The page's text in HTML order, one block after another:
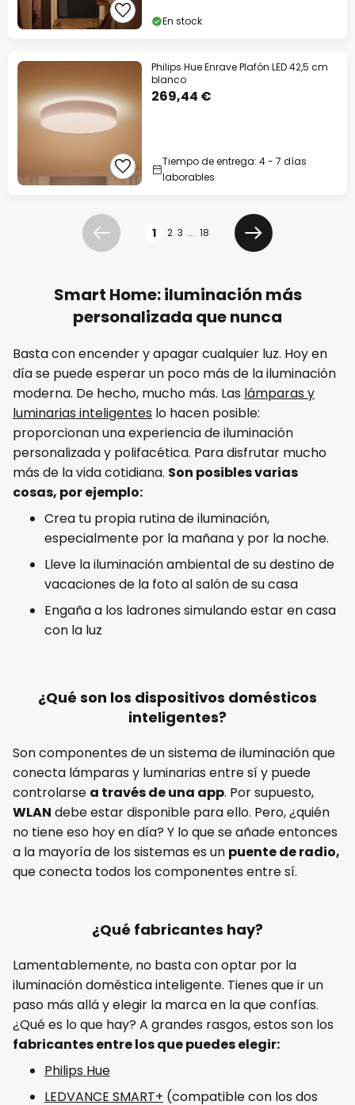
En stock
Philips Hue Enrave Plafón LED 42,5 cm
blanco
269,44 €
Tiempo de entrega: 4 - 7 días
laborables
Anterior 1 2 3 ... 18
Siguiente
Smart Home: iluminación más
personalizada que nunca
Basta con encender y apagar cualquier luz. Hoy en
día se puede esperar un poco más de la iluminación
moderna. De hecho, mucho más. Las lámparas y
luminarias inteligentes lo hacen posible:
proporcionan una experiencia de iluminación
personalizada y polifacética. Para disfrutar mucho
más de la vida cotidiana. Son posibles varias
cosas, por ejemplo:
Crea tu propia rutina de iluminación,
especialmente por la mañana y por la noche.
Lleve la iluminación ambiental de su destino de
vacaciones de la foto al salón de su casa
Engaña a los ladrones simulando estar en casa
con la luz
¿Qué son los dispositivos domésticos
inteligentes?
Son componentes de un sistema de iluminación que
conecta lámparas y luminarias entre sí y puede
controlarse a través de una app. Por supuesto,
WLAN debe estar disponible para ello. Pero, ¿quién
no tiene eso hoy en día? Y lo que se añade entonces
a la mayoría de los sistemas es un puente de radio,
que conecta todos los componentes entre sí.
¿Qué fabricantes hay?
Lamentablemente, no basta con optar por la
iluminación doméstica inteligente. Tienes que ir un
paso más allá y elegir la marca en la que confías.
¿Qué es lo que hay? A grandes rasgos, estos son los
fabricantes entre los que puedes elegir:
Philips Hue
LEDVANCE SMART+ (compatible con los dos